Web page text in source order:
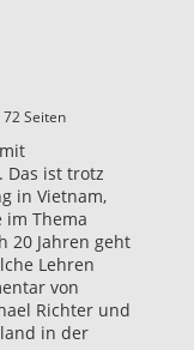
Seiten
ist trotz
in Vietnam,
im Thema
20 Jahren geht
Lehren
von
Richter und
in der